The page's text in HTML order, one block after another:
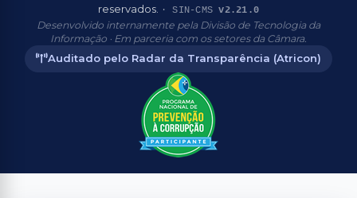
reservados.
· SIN-CMSv2.21.0
Desenvolvido internamente pela Divisão de Tecnologia da
Informação · Em parceria com os setores da Câmara.
Auditado pelo Radar da Transparência (Atricon)
Aderente